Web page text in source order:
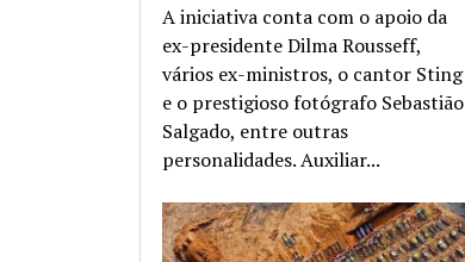
A iniciativa conta com o apoio da
ex-presidente Dilma Rousseff,
vários ex-ministros, o cantor Sting
e o prestigioso fotógrafo Sebastião
Salgado, entre outras
personalidades. Auxiliar...